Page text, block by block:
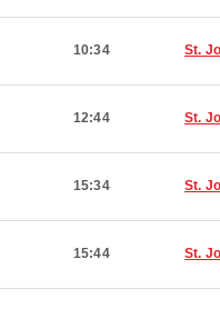
10:34 St.
12:44 St.
15:34 St.
15:44 St.